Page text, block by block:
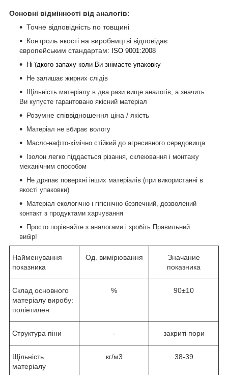
Основні відмінності від аналогів:
Точне відповідність по товщині
Контроль якості на виробництві відповідає
європейським стандартам: ISO 9001:2008
Ні їдкого запаху коли Ви знімаєте упаковку
Не залишає жирних слідів
Щільність матеріалу в два рази вище аналогів, а значить
Ви купуєте гарантовано якісний матеріал
Розумне співвідношення ціна / якість
Матеріал не вбирає вологу
Масло-нафто-хімічно стійкий до агресивного середовища
Ізолон легко піддається різання, склеювання і монтажу
механічним способом
Не дряпає поверхні інших матеріалів (при використанні в
якості упаковки)
Матеріал екологічно і гігієнічно безпечний, дозволений
контакт з продуктами харчування
Просто порівняйте з аналогами і зробіть Правильний
вибір!
Найменування
показника
Од. вимірювання
Значание
показника
Склад основного
матеріалу виробу:
поліетилен
% 90±10
Структура піни - закриті пори
Щільність
матеріалу
кг/м3 38-39